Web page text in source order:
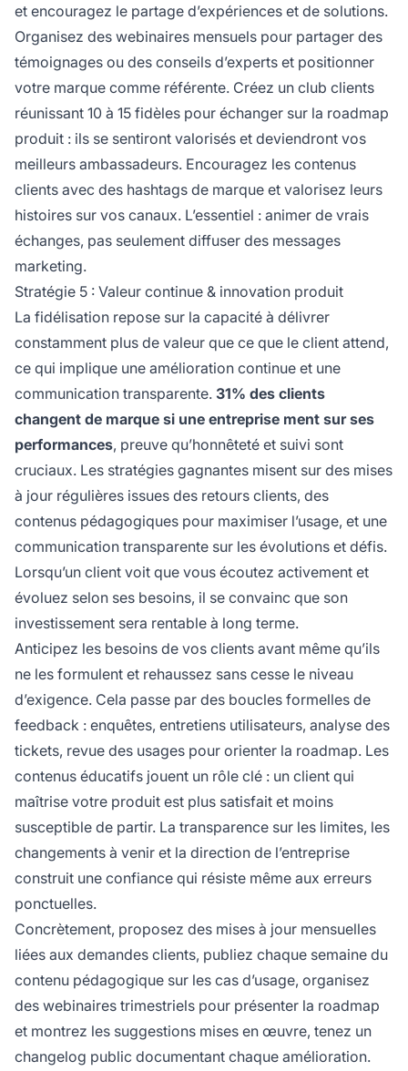
et encouragez le partage d’expériences et de solutions.
Organisez des webinaires mensuels pour partager des
témoignages ou des conseils d’experts et positionner
votre marque comme référente. Créez un club clients
réunissant 10 à 15 fidèles pour échanger sur la roadmap
produit : ils se sentiront valorisés et deviendront vos
meilleurs ambassadeurs. Encouragez les contenus
clients avec des hashtags de marque et valorisez leurs
histoires sur vos canaux. L’essentiel : animer de vrais
échanges, pas seulement diffuser des messages
marketing.
Stratégie 5 : Valeur continue & innovation produit
La fidélisation repose sur la capacité à délivrer
constamment plus de valeur que ce que le client attend,
ce qui implique une amélioration continue et une
communication transparente. 31% des clients
changent de marque si une entreprise ment sur ses
performances, preuve qu’honnêteté et suivi sont
cruciaux. Les stratégies gagnantes misent sur des mises
à jour régulières issues des retours clients, des
contenus pédagogiques pour maximiser l’usage, et une
communication transparente sur les évolutions et défis.
Lorsqu’un client voit que vous écoutez activement et
évoluez selon ses besoins, il se convainc que son
investissement sera rentable à long terme.
Anticipez les besoins de vos clients avant même qu’ils
ne les formulent et rehaussez sans cesse le niveau
d’exigence. Cela passe par des boucles formelles de
feedback : enquêtes, entretiens utilisateurs, analyse des
tickets, revue des usages pour orienter la roadmap. Les
contenus éducatifs jouent un rôle clé : un client qui
maîtrise votre produit est plus satisfait et moins
susceptible de partir. La transparence sur les limites, les
changements à venir et la direction de l’entreprise
construit une confiance qui résiste même aux erreurs
ponctuelles.
Concrètement, proposez des mises à jour mensuelles
liées aux demandes clients, publiez chaque semaine du
contenu pédagogique sur les cas d’usage, organisez
des webinaires trimestriels pour présenter la roadmap
et montrez les suggestions mises en œuvre, tenez un
changelog public documentant chaque amélioration.